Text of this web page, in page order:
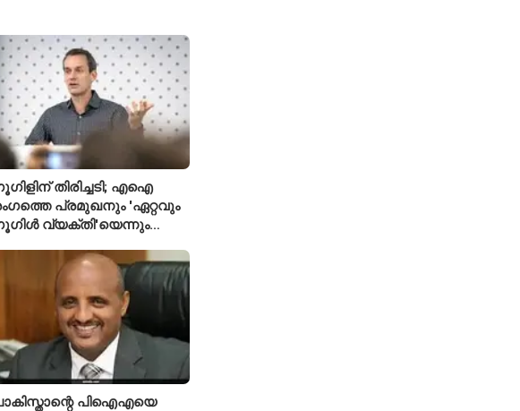
തിരിച്ചടി; എഐ
പ്രമുഖനും 'ഏറ്റവും
വ്യക്തി'യെന്നും
പിഐഎയെ